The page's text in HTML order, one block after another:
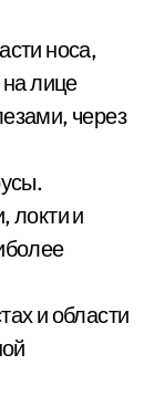
носа,
лице
через
локти и
и области